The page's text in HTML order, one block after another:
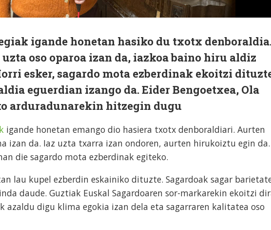
igande honetan hasiko du txotx
oso oparoa izan da, iazkoa baino hiru aldiz
esker, sagardo mota ezberdinak ekoitzi
eguerdian izango da. Eider Bengoetxea, Ola
arduradunarekin hitzegin dugu
igande honetan emango dio hasiera txotx denboraldiari. Aurten
izan da. Iaz uzta txarra izan ondoren, aurten hirukoiztu egin da.
die sagardo mota ezberdinak egiteko.
lau kupel ezberdin eskainiko dituzte. Sagardoak sagar
daude. Guztiak Euskal Sagardoaren sor-markarekin ekoitzi
azaldu digu klima egokia izan dela eta sagarraren kalitatea oso